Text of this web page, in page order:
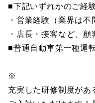
■下記いずれかのご経
・営業経験（業界は不
・店長・接客など、顧
■普通自動車第一種運
※
充実した研修制度があ